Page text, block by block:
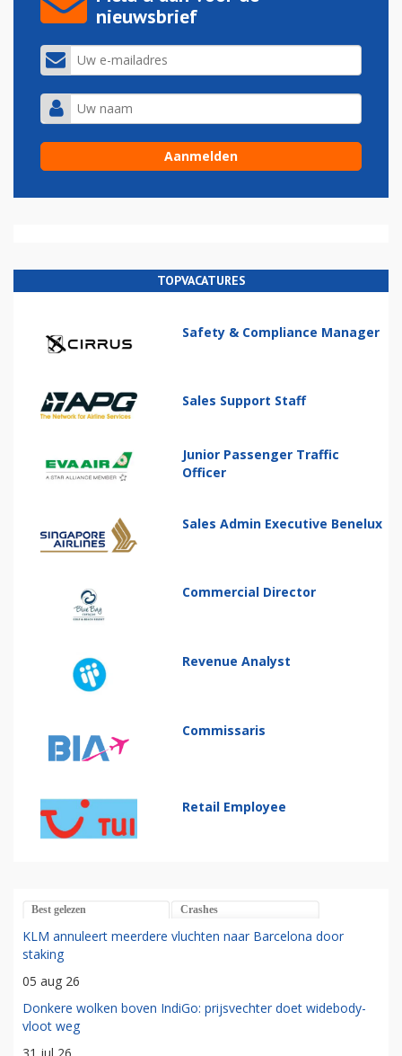
nieuwsbrief
TOPVACATURES
Safety & Compliance Manager
Sales Support Staff
Junior Passenger Traffic
Officer
Sales Admin Executive Benelux
Commercial Director
Revenue Analyst
Commissaris
Retail Employee
Best gelezen Crashes
KLM annuleert meerdere vluchten naar Barcelona door
staking
05 aug 26
Donkere wolken boven IndiGo: prijsvechter doet widebody-
vloot weg